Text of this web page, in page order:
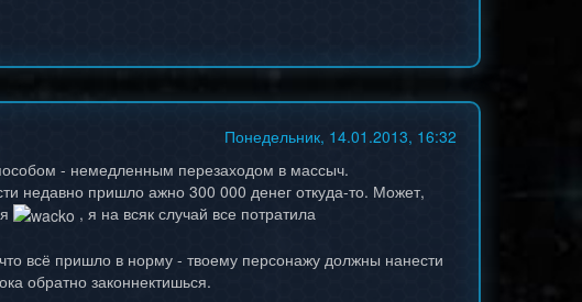
Понедельник, 14.01.2013, 16:32
- немедленным перезаходом в массыч.
недавно пришло ажно 300 000 денег откуда-то. Может,
, я на всяк случай все потратила
всё пришло в норму - твоему персонажу должны нанести
обратно законнектишься.